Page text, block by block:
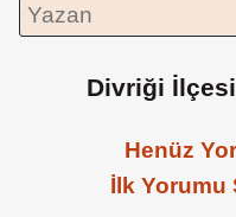
Divriği
Henüz
İlk Yorumu